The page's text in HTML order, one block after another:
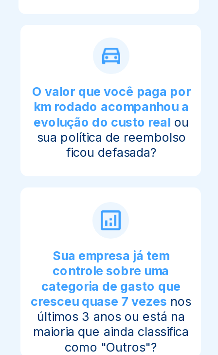
O valor que você paga por
km rodado acompanhou a
evolução do custo real ou
sua política de reembolso
ficou defasada?
Sua empresa já tem
controle sobre uma
categoria de gasto que
cresceu quase 7 vezes nos
últimos 3 anos ou está na
maioria que ainda classifica
como "Outros"?